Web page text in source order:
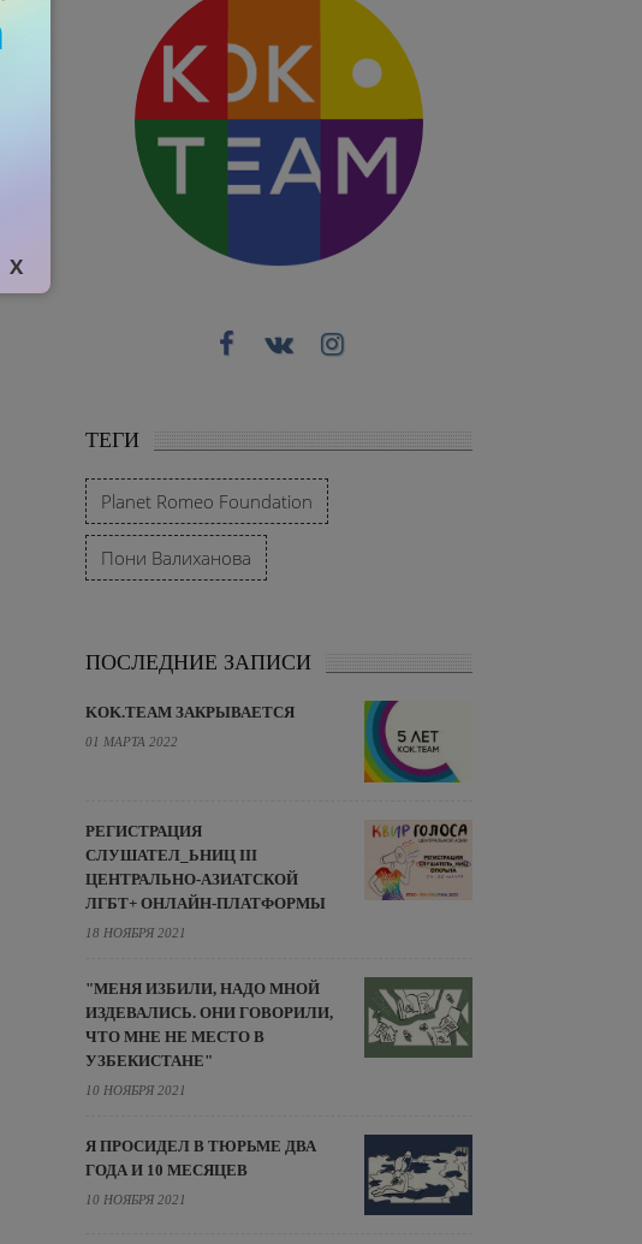
ТЕГИ
Planet Romeo Foundation
Пони Валиханова
ПОСЛЕДНИЕ ЗАПИСИ
KOK.TEAM ЗАКРЫВАЕТСЯ
01 МАРТА 2022
РЕГИСТРАЦИЯ
СЛУШАТЕЛ_ЬНИЦ III
ЦЕНТРАЛЬНО-АЗИАТСКОЙ
ЛГБТ+ ОНЛАЙН-ПЛАТФОРМЫ
18 НОЯБРЯ 2021
"МЕНЯ ИЗБИЛИ, НАДО МНОЙ
ИЗДЕВАЛИСЬ. ОНИ ГОВОРИЛИ,
ЧТО МНЕ НЕ МЕСТО В
УЗБЕКИСТАНЕ"
10 НОЯБРЯ 2021
Я ПРОСИДЕЛ В ТЮРЬМЕ ДВА
ГОДА И 10 МЕСЯЦЕВ
10 НОЯБРЯ 2021